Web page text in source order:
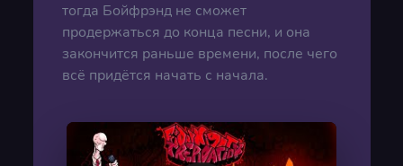
тогда Бойфрэнд не сможет
продержаться до конца песни, и она
закончится раньше времени, после чего
всё придётся начать с начала.